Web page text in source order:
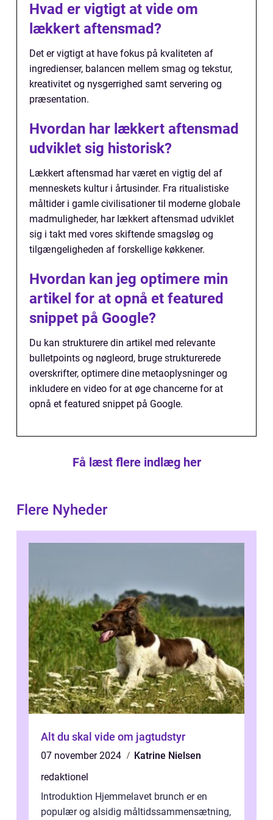
Hvad er vigtigt at vide om
lækkert aftensmad?
Det er vigtigt at have fokus på kvaliteten af
ingredienser, balancen mellem smag og tekstur,
kreativitet og nysgerrighed samt servering og
præsentation.
Hvordan har lækkert aftensmad
udviklet sig historisk?
Lækkert aftensmad har været en vigtig del af
menneskets kultur i årtusinder. Fra ritualistiske
måltider i gamle civilisationer til moderne globale
madmuligheder, har lækkert aftensmad udviklet
sig i takt med vores skiftende smagsløg og
tilgængeligheden af forskellige køkkener.
Hvordan kan jeg optimere min
artikel for at opnå et featured
snippet på Google?
Du kan strukturere din artikel med relevante
bulletpoints og nøgleord, bruge strukturerede
overskrifter, optimere dine metaoplysninger og
inkludere en video for at øge chancerne for at
opnå et featured snippet på Google.
Få læst flere indlæg her
Flere Nyheder
Alt du skal vide om jagtudstyr
07 november 2024
Katrine Nielsen
redaktionel
Introduktion Hjemmelavet brunch er en
populær og alsidig måltidssammensætning,